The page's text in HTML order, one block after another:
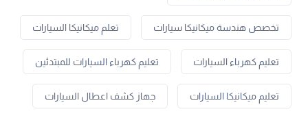
تخصص هندسة ميكانيكا سيارات تعلم ميكانيكا السيارات
تعليم كهرباء السيارات تعليم كهرباء السيارات للمبتدئين
تعليم ميكانيكا السيارات جهاز كشف اعطال السيارات